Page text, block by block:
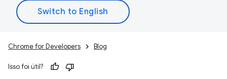
Chrome for Developers Blog
Isso foi útil?